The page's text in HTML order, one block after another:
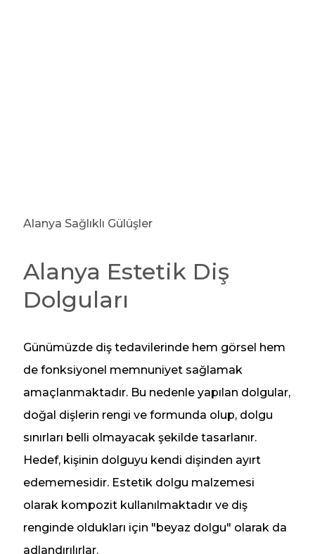
Alanya Sağlıklı Gülüşler
Alanya Estetik Diş
Dolguları
Günümüzde diş tedavilerinde hem görsel hem
de fonksiyonel memnuniyet sağlamak
amaçlanmaktadır. Bu nedenle yapılan dolgular,
doğal dişlerin rengi ve formunda olup, dolgu
sınırları belli olmayacak şekilde tasarlanır.
Hedef, kişinin dolguyu kendi dişinden ayırt
edememesidir. Estetik dolgu malzemesi
olarak kompozit kullanılmaktadır ve diş
renginde oldukları için "beyaz dolgu" olarak da
adlandırılırlar.